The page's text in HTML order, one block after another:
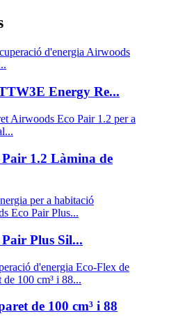
Energy Re...
1.2 Làmina de
Plus Sil...
de 100 cm³ i 88